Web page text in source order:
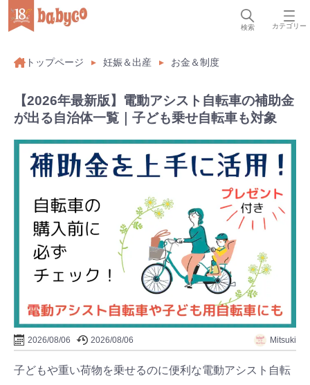
検索 カテゴリー
トップページ 妊娠＆出産 お金＆制度
【2026年最新版】電動アシスト自転車の補助金
が出る自治体一覧｜子ども乗せ自転車も対象
2026/08/06 2026/08/06 Mitsuki
子どもや重い荷物を乗せるのに便利な電動アシスト自転